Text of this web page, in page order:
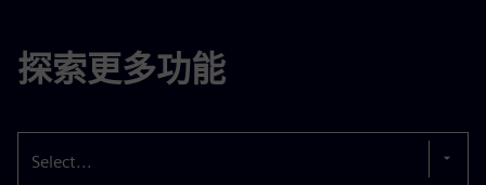
探索更多功能
Select...